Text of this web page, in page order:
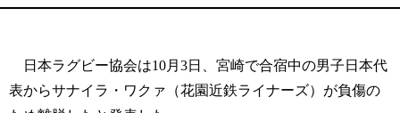
日本ラグビー協会は10月3日、宮崎で合宿中の男子日本代
表からサナイラ・ワクァ（花園近鉄ライナーズ）が負傷の